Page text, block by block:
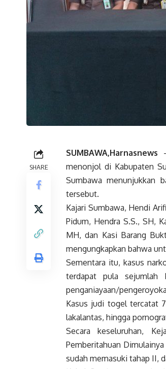
SHARE
SUMBAWA,Harnasnews
menonjol di Kabupaten
Sumbawa menunjukkan
tersebut.
Kajari Sumbawa, Hendi
Pidum, Hendra S.S., SH,
MH, dan Kasi Barang
mengungkapkan bahwa
Sementara itu, kasus
terdapat pula sejumlah
penganiayaan/
Kasus judi togel tercatat
lakalantas, hingga
Secara keseluruhan,
Pemberitahuan
sudah memasuki tahap II,